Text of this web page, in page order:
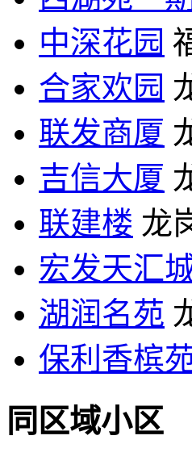
中深花园
合家欢园
联发商厦
吉信大厦
联建楼 龙
宏发天汇
湖润名苑
保利香槟
同区域小区